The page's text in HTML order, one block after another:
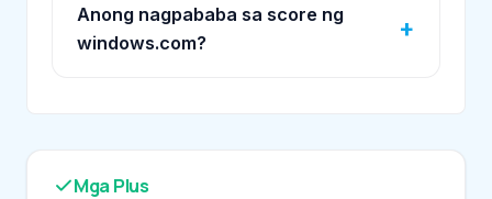
Anong nagpababa sa score ng
windows.com?
Mga Plus